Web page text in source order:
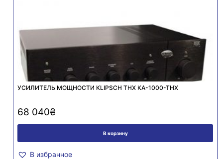
УСИЛИТЕЛЬ МОЩНОСТИ KLIPSCH THX KA-1000-THX
68 040₴
В корзину
В избранное